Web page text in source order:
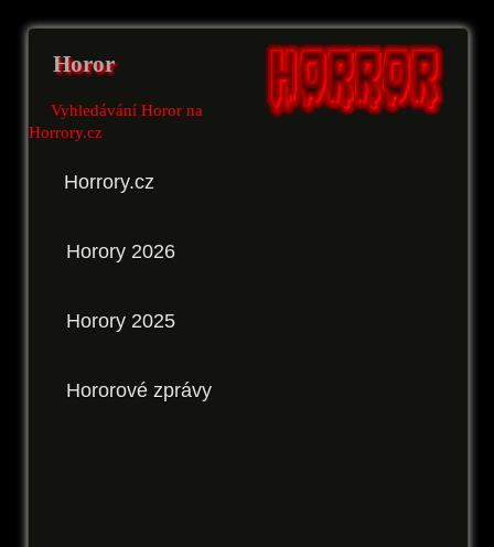
Horor
Vyhledávání Horor na
Horrory.cz
Horrory.cz
Horory 2026
Horory 2025
Hororové zprávy